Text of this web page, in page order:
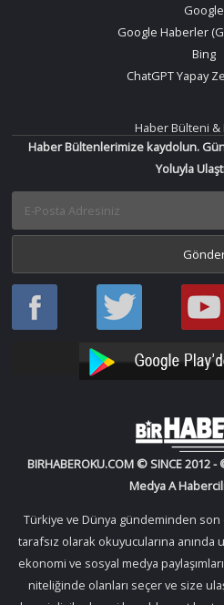
Google
Google Haberler
Bing
ChatGPT Yapay
Haber Bülteni &
Haber Bültenlerimize kaydolun.
Yoluyla
Haber
Oku
Haber
Oku
Bir
Haber
BIRHABEROKU.COM © SINCE
Medya A
Türkiye ve Dünya gündeminden
tarafsız olarak okuyucularına anında
ekonomi ve sosyal medya
niteliğinde olanları seçer ve size